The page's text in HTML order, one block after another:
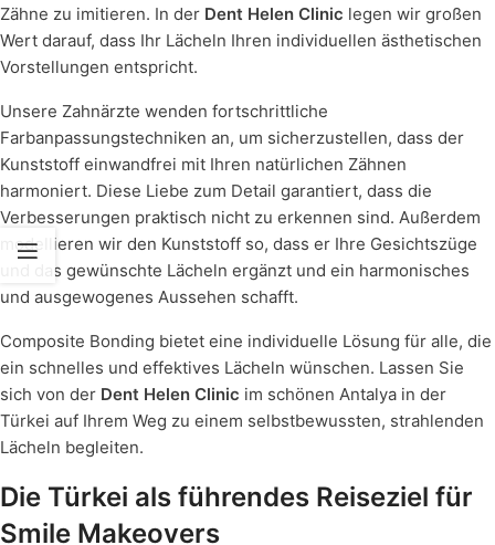
Zähne zu imitieren. In der Dent Helen Clinic legen wir großen
Wert darauf, dass Ihr Lächeln Ihren individuellen ästhetischen
Vorstellungen entspricht.
Unsere Zahnärzte wenden fortschrittliche
Farbanpassungstechniken an, um sicherzustellen, dass der
Kunststoff einwandfrei mit Ihren natürlichen Zähnen
harmoniert. Diese Liebe zum Detail garantiert, dass die
Verbesserungen praktisch nicht zu erkennen sind. Außerdem
modellieren wir den Kunststoff so, dass er Ihre Gesichtszüge
und das gewünschte Lächeln ergänzt und ein harmonisches
und ausgewogenes Aussehen schafft.
Composite Bonding bietet eine individuelle Lösung für alle, die
ein schnelles und effektives Lächeln wünschen. Lassen Sie
sich von der Dent Helen Clinic im schönen Antalya in der
Türkei auf Ihrem Weg zu einem selbstbewussten, strahlenden
Lächeln begleiten.
Die Türkei als führendes Reiseziel für
Smile Makeovers